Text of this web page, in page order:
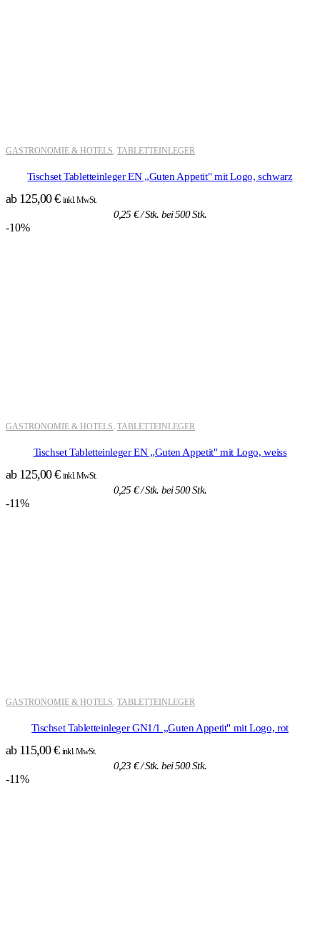
GASTRONOMIE & HOTELS TABLETTEINLEGER
Tischset Tabletteinleger EN „Guten Appetit" mit Logo, schwarz
ab 125,00€ inkl. MwSt.
0,25 €/ Stk. bei 500 Stk.
-10%
GASTRONOMIE & HOTELS TABLETTEINLEGER
Tischset Tabletteinleger EN „Guten Appetit" mit Logo, weiss
ab 125,00€ inkl. MwSt.
0,25 €/ Stk. bei 500 Stk.
-11%
GASTRONOMIE & HOTELS TABLETTEINLEGER
Tischset Tabletteinleger GN1/1 „Guten Appetit" mit Logo, rot
ab 115,00€ inkl. MwSt.
0,23 €/ Stk. bei 500 Stk.
-11%